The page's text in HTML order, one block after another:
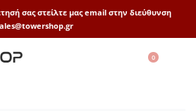
σας στείλτε μας email στην διεύθυνση
0